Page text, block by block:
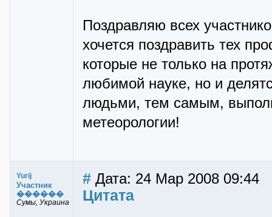
Поздравляю всех
хочется поздравить тех
которые не только на
любимой науке, но и
людьми, тем самым,
метеорологии!
Yurij
Участник
������
Сумы, Украина
# Дата: 24 Мар 2008 09:44
Цитата